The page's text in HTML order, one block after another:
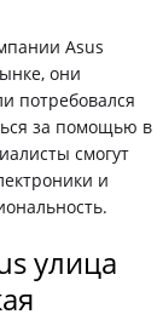
Asus
они
потребовался
за помощью в
смогут
и
улица